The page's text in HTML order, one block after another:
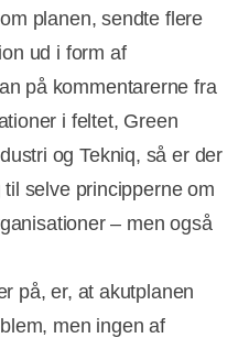
planen, sendte flere
ud i form af
på kommentarerne fra
i feltet, Green
og Tekniq, så er der
selve principperne om
– men også
på, er, at akutplanen
men ingen af